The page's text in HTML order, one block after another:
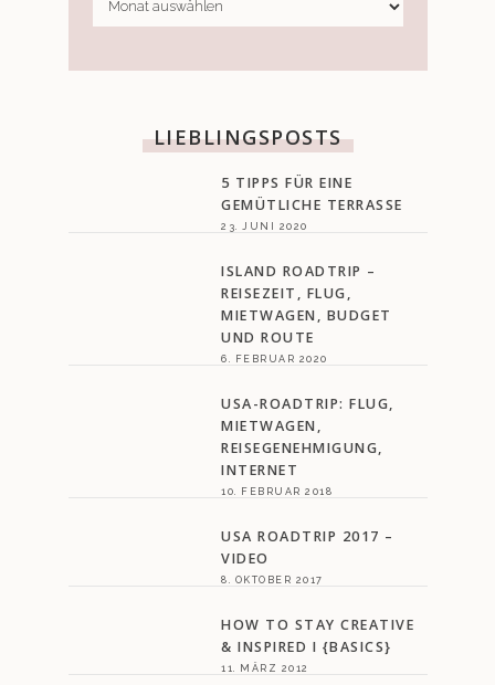
LIEBLINGSPOSTS
5 TIPPS FÜR EINE
GEMÜTLICHE TERRASSE
23. JUNI 2020
ISLAND ROADTRIP –
REISEZEIT, FLUG,
MIETWAGEN, BUDGET
UND ROUTE
6. FEBRUAR 2020
USA-ROADTRIP: FLUG,
MIETWAGEN,
REISEGENEHMIGUNG,
INTERNET
10. FEBRUAR 2018
USA ROADTRIP 2017 –
VIDEO
8. OKTOBER 2017
HOW TO STAY CREATIVE
& INSPIRED I {BASICS}
11. MÄRZ 2012